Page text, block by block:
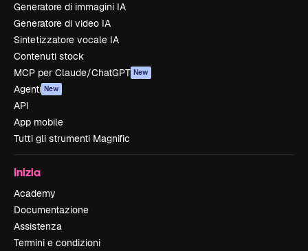
Generatore di immagini IA
Generatore di video IA
Sintetizzatore vocale IA
Contenuti stock
MCP per Claude/ChatGPT New
Agenti New
API
App mobile
Tutti gli strumenti Magnific
Inizia
Academy
Documentazione
Assistenza
Termini e condizioni